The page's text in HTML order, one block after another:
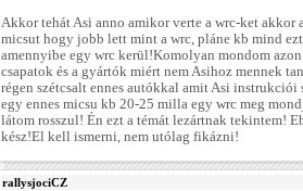
Akkor tehát Asi anno amikor verte a wrc-ket akkor
micsut hogy jobb lett mint a wrc, pláne kb mind
amennyibe egy wrc kerül!Komolyan mondom
csapatok és a gyártók miért nem Asihoz mennek
régen szétcsalt ennes autókkal amit Asi
egy ennes micsu kb 20-25 milla egy wrc meg
látom rosszul! Én ezt a témát lezártnak tekintem!
kész!El kell ismerni, nem utólag fikázni!
rallysjociCZ